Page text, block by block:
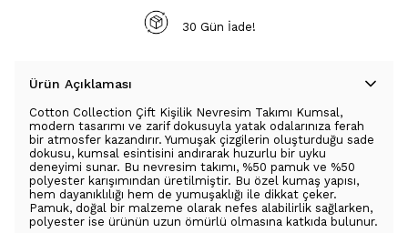
30 Gün İade!
Ürün Açıklaması
Cotton Collection Çift Kişilik Nevresim Takımı Kumsal,
modern tasarımı ve zarif dokusuyla yatak odalarınıza ferah
bir atmosfer kazandırır. Yumuşak çizgilerin oluşturduğu sade
dokusu, kumsal esintisini andırarak huzurlu bir uyku
deneyimi sunar. Bu nevresim takımı, %50 pamuk ve %50
polyester karışımından üretilmiştir. Bu özel kumaş yapısı,
hem dayanıklılığı hem de yumuşaklığı ile dikkat çeker.
Pamuk, doğal bir malzeme olarak nefes alabilirlik sağlarken,
polyester ise ürünün uzun ömürlü olmasına katkıda bulunur.